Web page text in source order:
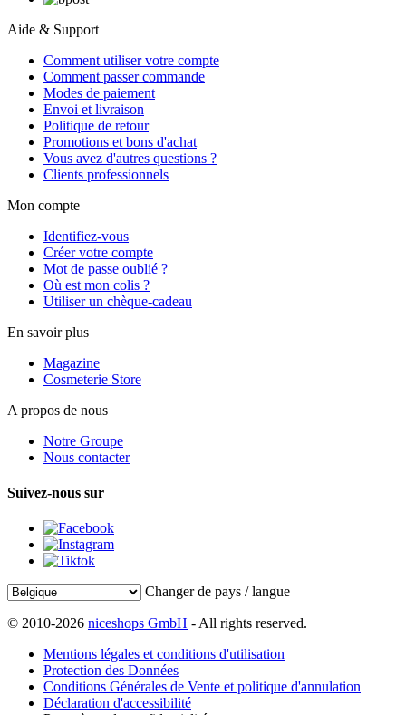
Aide & Support
Comment utiliser votre compte
Comment passer commande
Modes de paiement
Envoi et livraison
Politique de retour
Promotions et bons d'achat
Vous avez d'autres questions ?
Clients professionnels
Mon compte
Identifiez-vous
Créer votre compte
Mot de passe oublié ?
Où est mon colis ?
Utiliser un chèque-cadeau
En savoir plus
Magazine
Cosmeterie Store
A propos de nous
Notre Groupe
Nous contacter
Suivez-nous sur
Changer de pays / langue
© 2010-2026 niceshops GmbH - All rights reserved.
Mentions légales et conditions d'utilisation
Protection des Données
Conditions Générales de Vente et politique d'annulation
Déclaration d'accessibilité